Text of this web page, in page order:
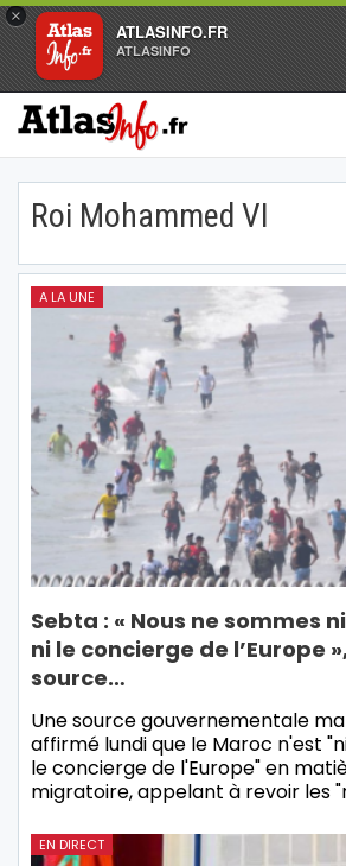
×
ATLASINFO.FR
ATLASINFO
Roi Mohammed VI
A LA UNE
Sebta : « Nous ne sommes
ni le concierge de l’Europe
source…
Une source gouvernementale
affirmé lundi que le Maroc n'est
le concierge de l'Europe" en
migratoire, appelant à revoir les
EN DIRECT